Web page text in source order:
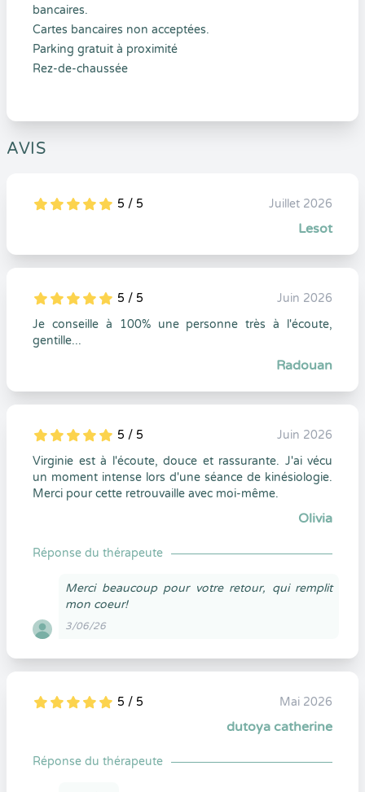
bancaires.
Cartes bancaires non acceptées.
Parking gratuit à proximité
Rez-de-chaussée
AVIS
5
1
5
0 5 / 5 Juillet 2026
Lesot
5
1
5
0 5 / 5
Juin 2026
Je conseille à 100% une personne très à l'écoute,
gentille...
Radouan
5
1
5
0 5 / 5
Juin 2026
Virginie est à l'écoute, douce et rassurante. J'ai vécu
un moment intense lors d'une séance de kinésiologie.
Merci pour cette retrouvaille avec moi-même.
Olivia
Réponse du thérapeute
Merci beaucoup pour votre retour, qui remplit
mon coeur!
3/06/26
5
1
5
0 5 / 5 Mai 2026
dutoya catherine
Réponse du thérapeute